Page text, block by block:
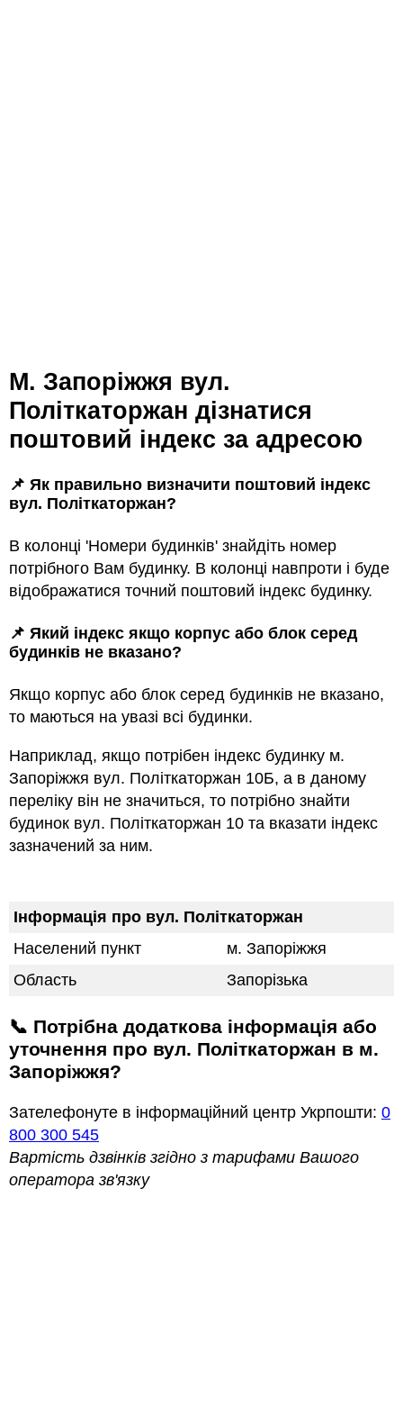
м. Запоріжжя вул.
Політкаторжан дізнатися
поштовий індекс за адресою
📌 Як правильно визначити поштовий індекс
вул. Політкаторжан?
В колонці 'Номери будинків' знайдіть номер
потрібного Вам будинку. В колонці навпроти і буде
відображатися точний поштовий індекс будинку.
📌 Який індекс якщо корпус або блок серед
будинкiв не вказано?
Якщо корпус або блок серед будинкiв не вказано,
то маються на увазi всi будинки.
Наприклад, якщо потрiбен індекс будинку м.
Запоріжжя вул. Політкаторжан 10Б, а в даному
переліку він не значиться, то потрібно знайти
будинок вул. Політкаторжан 10 та вказати індекс
зазначений за ним.
Інформація про вул. Політкаторжан
Населений пункт
м. Запоріжжя
Область
Запорізька
📞 Потрібна додаткова інформація або
уточнення про вул. Політкаторжан в м.
Запоріжжя?
Зателефонуте в інформаційний центр Укрпошти: 0
800 300 545
Вартість дзвінків згідно з тарифами Вашого
оператора зв'язку